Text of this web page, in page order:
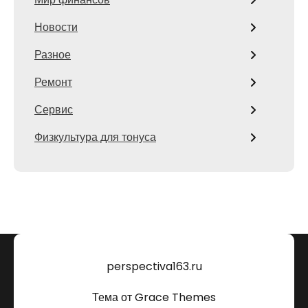
Новости
Разное
Ремонт
Сервис
Физкультура для тонуса
perspectiva163.ru
Тема от Grace Themes